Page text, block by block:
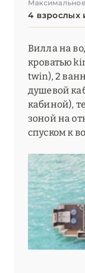
4 взрослых
Вилла на
кроватью
twin), 2
душевой
кабиной),
зоной на
спуском к